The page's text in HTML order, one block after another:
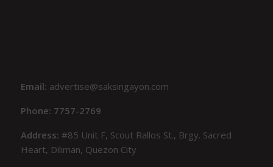
Email: advertise@saksingayon.com
Phone: 7757-2769
Address:#85 Unit F, Scout Rallos St., Brgy. Sacred
Heart, Diliman, Quezon City